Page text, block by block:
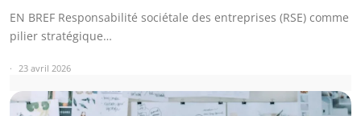
EN BREF Responsabilité sociétale des entreprises (RSE) comme
pilier stratégique…
23 avril 2026